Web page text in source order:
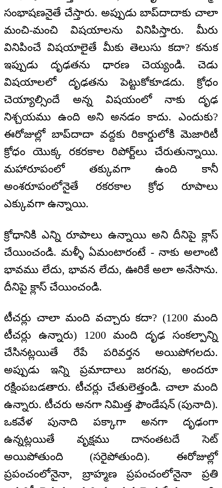
సంభాషణనైతే చేస్తారు. అప్పుడు బాప్‌దాదాకు చాలా
మంచి-మంచి విషయాలను వినిపిస్తారు. మీరు
వినిపించే విషయాలైతే మీకు తెలుసు కదా? కనుక
ఇప్పుడు దృఢతను ధారణ చెయ్యండి. చెడు
విషయాలలో దృఢతను పెట్టుకోకూడదు. క్రోధం
చెయ్యాల్సిందే అన్న విషయంలో నాకు దృఢ
నిశ్చయము ఉంది అని అనడం కాదు. ఎందుకు?
ఈరోజుల్లో బాప్‌దాదా వద్దకు రికార్డులోకి మెజారిటీ
క్రోధం యొక్క రకరకాల రిపోర్ట్‌లు చేరుతున్నాయి.
మహారూపంలో తక్కువగా ఉంది కానీ
అంశరూపంలోనైతే రకరకాల క్రోధ రూపాలు
ఎక్కువగా ఉన్నాయి.
క్రోధానికి ఎన్ని రూపాలు ఉన్నాయి అని దీనిపై క్లాస్
చేయించండి. మళ్ళీ ఏమంటారంటే - నాకు అలాంటి
భావము లేదు, భావన లేదు, ఊరికే అలా అనేసాను.
దీనిపై క్లాస్ చేయించండి.
టీచర్లు చాలా మంది వచ్చారు కదా? (1200 మంది
టీచర్లు ఉన్నారు) 1200 మంది దృఢ సంకల్పాన్ని
చేసినట్లయితే రేపే పరివర్తన అయిపోగలదు.
అప్పుడు ఇన్ని ప్రమాదాలు జరగవు, అందరూ
రక్షింపబడతారు. టీచర్లు చేతులెత్తండి. చాలా మంది
ఉన్నారు. టీచరు అనగా నిమిత్త ఫౌండేషన్ (పునాది).
ఒకవేళ పునాది పక్కాగా అనగా దృఢంగా
ఉన్నట్లయితే వృక్షము దానంతటదే సెట్
అయిపోతుంది (సరైపోతుంది). ఈరోజుల్లో
ప్రపంచంలోనైనా, బ్రాహ్మణ ప్రపంచంలోనైనా ప్రతి